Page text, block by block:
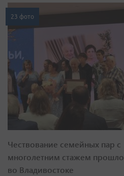
23 фото
Чествование семейных пар с
многолетним стажем прошло
во Владивостоке